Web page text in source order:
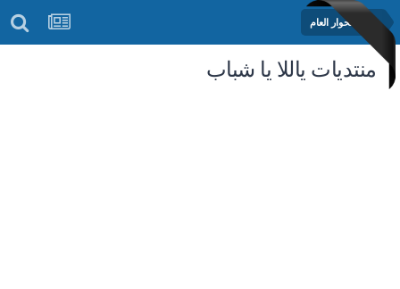
منتدى الحوار العام
منتديات ياللا يا شباب